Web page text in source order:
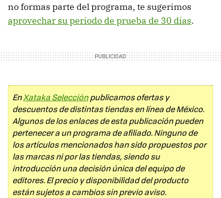
no formas parte del programa, te sugerimos
aprovechar su periodo de prueba de 30 días.
EnXataka Selecciónpublicamos ofertas y
descuentos de distintas tiendas en línea de México.
Algunos de los enlaces de esta publicación pueden
pertenecer a un programa de afiliado. Ninguno de
los artículos mencionados han sido propuestos por
las marcas ni por las tiendas, siendo su
introducción una decisión única del equipo de
editores. El precio y disponibilidad del producto
están sujetos a cambios sin previo aviso.